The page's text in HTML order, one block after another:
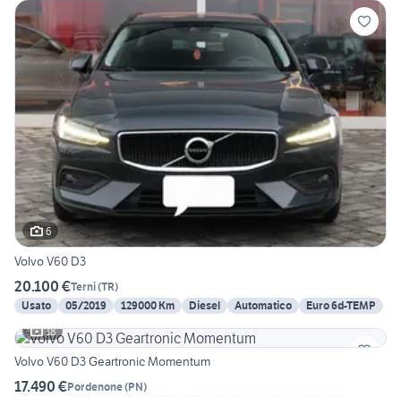
6
Volvo V60 D3
20.100 €Terni(TR)
Usato
05/2019 129000 Km Diesel Automatico
Euro 6d-TEMP
18
Volvo V60 D3 Geartronic Momentum
17.490 €Pordenone(PN)